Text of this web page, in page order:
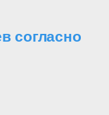
согласно